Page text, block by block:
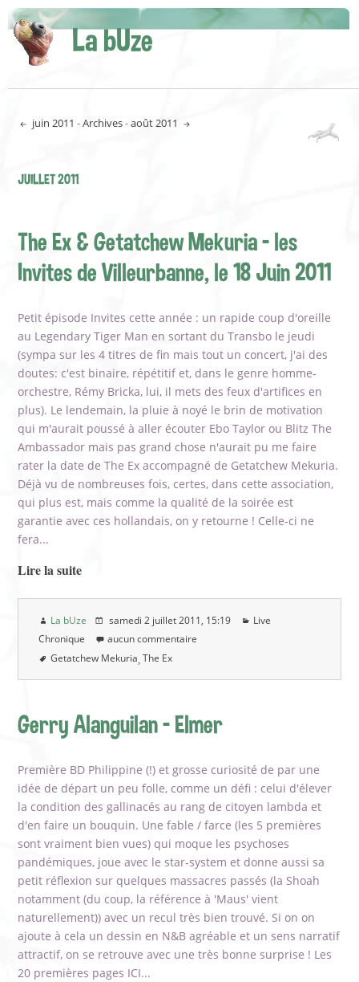
La bUze
juin 2011 -Archives-août 2011
JUILLET 2011
The Ex & Getatchew Mekuria - les
Invites de Villeurbanne, le 18 Juin 2011
Petit épisode Invites cette année : un rapide coup d'oreille
au Legendary Tiger Man en sortant du Transbo le jeudi
(sympa sur les 4 titres de fin mais tout un concert, j'ai des
doutes: c'est binaire, répétitif et, dans le genre homme-
orchestre, Rémy Bricka, lui, il mets des feux d'artifices en
plus). Le lendemain, la pluie à noyé le brin de motivation
qui m'aurait poussé à aller écouter Ebo Taylor ou Blitz The
Ambassador mais pas grand chose n'aurait pu me faire
rater la date de The Ex accompagné de Getatchew Mekuria.
Déjà vu de nombreuses fois, certes, dans cette association,
qui plus est, mais comme la qualité de la soirée est
garantie avec ces hollandais, on y retourne ! Celle-ci ne
fera...
Lire la suite
La bUze samedi 2 juillet 2011 , 15:19
Live
Chronique
aucun commentaire
Getatchew Mekuria The Ex
Gerry Alanguilan - Elmer
Première BD Philippine (!) et grosse curiosité de par une
idée de départ un peu folle, comme un défi : celui d'élever
la condition des gallinacés au rang de citoyen lambda et
d'en faire un bouquin. Une fable / farce (les 5 premières
sont vraiment bien vues) qui moque les psychoses
pandémiques, joue avec le star-system et donne aussi sa
petit réflexion sur quelques massacres passés (la Shoah
notamment (du coup, la référence à 'Maus' vient
naturellement)) avec un recul très bien trouvé. Si on on
ajoute à cela un dessin en N&B agréable et un sens narratif
attractif, on se retrouve avec une très bonne surprise ! Les
20 premières pages ICI...